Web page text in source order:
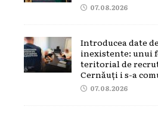
07.08.2026
Introducea date
inexistente: unui
teritorial de
Cernăuți i s-a
07.08.2026